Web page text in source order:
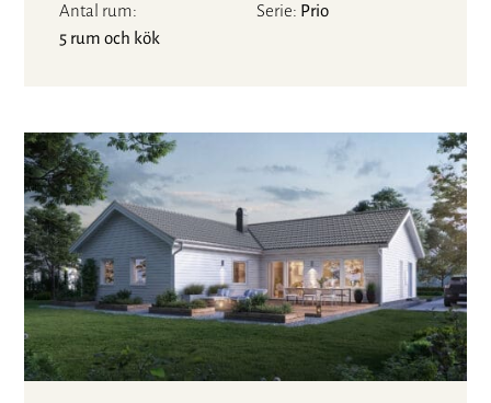
Antal rum
5 rum och kök
Serie Prio